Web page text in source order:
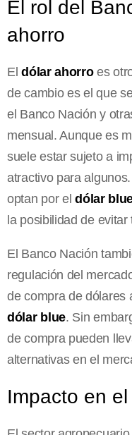
El rol del
ahorro
Eldólar ahorroes
de cambio es el que
el Banco Nación y
mensual. Aunque es
suele estar sujeto a
atractivo para
optan por eldólar
la posibilidad de
El Banco Nación
regulación del
de compra de dólares
dólar blue. Sin
de compra pueden
alternativas en el
Impacto en